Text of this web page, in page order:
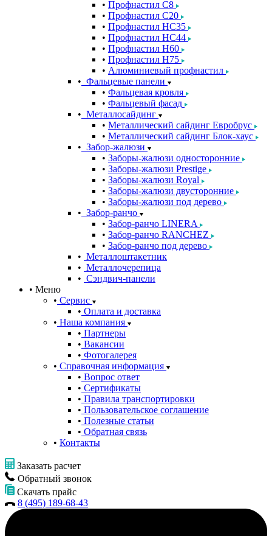
Профнастил С8
Профнастил С20
Профнастил НС35
Профнастил НС44
Профнастил Н60
Профнастил Н75
Алюминиевый профнастил
Фальцевые панели
Фальцевая кровля
Фальцевый фасад
Металлосайдинг
Металлический сайдинг Евробрус
Металлический сайдинг Блок-хаус
Забор-жалюзи
Заборы-жалюзи односторонние
Заборы-жалюзи Prestige
Заборы-жалюзи Royal
Заборы-жалюзи двусторонние
Заборы-жалюзи под дерево
Забор-ранчо
Забор-ранчо LINERA
Забор-ранчо RANCHEZ
Забор-ранчо под дерево
Металлоштакетник
Металлочерепица
Сэндвич-панели
Меню
Сервис
Оплата и доставка
Наша компания
Партнеры
Вакансии
Фотогалерея
Справочная информация
Вопрос ответ
Сертификаты
Правила транспортировки
Пользовательское соглашение
Полезные статьи
Обратная связь
Контакты
Заказать расчет
Обратный звонок
Скачать прайс
8 (495) 189-68-43